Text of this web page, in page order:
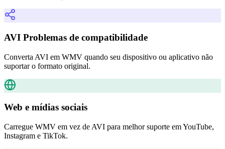
AVI Problemas de compatibilidade
Converta AVI em WMV quando seu dispositivo ou aplicativo não
suportar o formato original.
Web e mídias sociais
Carregue WMV em vez de AVI para melhor suporte em YouTube,
Instagram e TikTok.